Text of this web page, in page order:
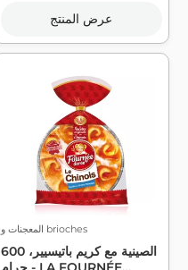
عرض المنتج
المعجنات و brioches
الصينية مع كريم باتيسيير، 600